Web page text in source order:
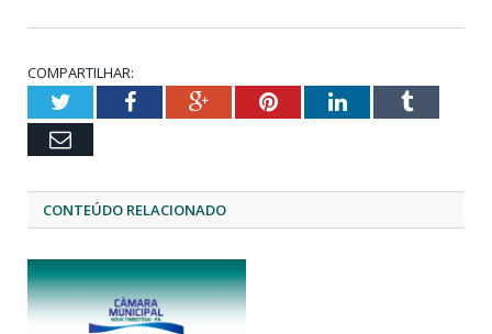
COMPARTILHAR:
TwitterFacebookGoogle+PinterestLinkedInTumblr
Email
CONTEÚDO RELACIONADO